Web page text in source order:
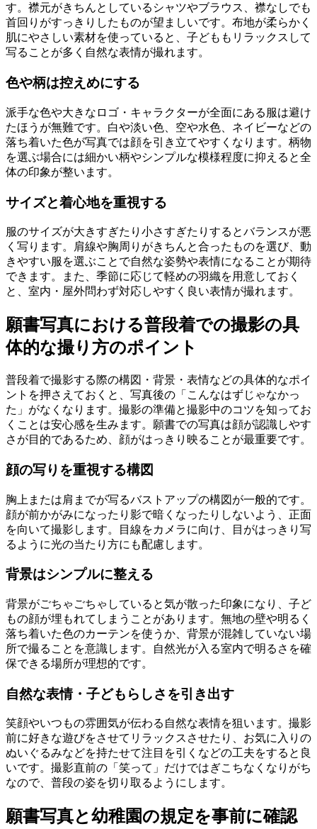
す。襟元がきちんとしているシャツやブラウス、襟なしでも
首回りがすっきりしたものが望ましいです。布地が柔らかく
肌にやさしい素材を使っていると、子どももリラックスして
写ることが多く自然な表情が撮れます。
色や柄は控えめにする
派手な色や大きなロゴ・キャラクターが全面にある服は避け
たほうが無難です。白や淡い色、空や水色、ネイビーなどの
落ち着いた色が写真では顔を引き立てやすくなります。柄物
を選ぶ場合には細かい柄やシンプルな模様程度に抑えると全
体の印象が整います。
サイズと着心地を重視する
服のサイズが大きすぎたり小さすぎたりするとバランスが悪
く写ります。肩線や胸周りがきちんと合ったものを選び、動
きやすい服を選ぶことで自然な姿勢や表情になることが期待
できます。また、季節に応じて軽めの羽織を用意しておく
と、室内・屋外問わず対応しやすく良い表情が撮れます。
願書写真における普段着での撮影の具
体的な撮り方のポイント
普段着で撮影する際の構図・背景・表情などの具体的なポイ
ントを押さえておくと、写真後の「こんなはずじゃなかっ
た」がなくなります。撮影の準備と撮影中のコツを知ってお
くことは安心感を生みます。願書での写真は顔が認識しやす
さが目的であるため、顔がはっきり映ることが最重要です。
顔の写りを重視する構図
胸上または肩までが写るバストアップの構図が一般的です。
顔が前かがみになったり影で暗くなったりしないよう、正面
を向いて撮影します。目線をカメラに向け、目がはっきり写
るように光の当たり方にも配慮します。
背景はシンプルに整える
背景がごちゃごちゃしていると気が散った印象になり、子ど
もの顔が埋もれてしまうことがあります。無地の壁や明るく
落ち着いた色のカーテンを使うか、背景が混雑していない場
所で撮ることを意識します。自然光が入る室内で明るさを確
保できる場所が理想的です。
自然な表情・子どもらしさを引き出す
笑顔やいつもの雰囲気が伝わる自然な表情を狙います。撮影
前に好きな遊びをさせてリラックスさせたり、お気に入りの
ぬいぐるみなどを持たせて注目を引くなどの工夫をすると良
いです。撮影直前の「笑って」だけではぎこちなくなりがち
なので、普段の姿を切り取るようにします。
願書写真と幼稚園の規定を事前に確認